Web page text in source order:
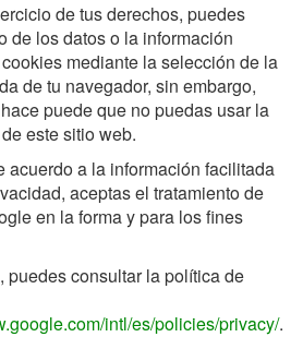
de tus derechos, puedes
de los datos o la información
mediante la selección de la
de tu navegador, sin embargo,
puede que no puedas usar la
este sitio web.
acuerdo a la información facilitada
aceptas el tratamiento de
en la forma y para los fines
puedes consultar la política de
intl/es/policies/privacy/.